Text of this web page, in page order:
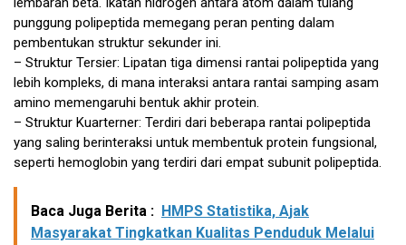
punggung polipeptida memegang peran penting dalam
pembentukan struktur sekunder ini.
– Struktur Tersier: Lipatan tiga dimensi rantai polipeptida yang
lebih kompleks, di mana interaksi antara rantai samping asam
amino memengaruhi bentuk akhir protein.
– Struktur Kuarterner: Terdiri dari beberapa rantai polipeptida
yang saling berinteraksi untuk membentuk protein fungsional,
seperti hemoglobin yang terdiri dari empat subunit polipeptida.
Baca Juga Berita : HMPS Statistika, Ajak
Masyarakat Tingkatkan Kualitas Penduduk Melalui